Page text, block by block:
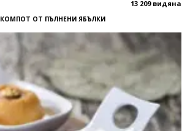
13 209 видяна
КОМПОТ ОТ ПЪЛНЕНИ ЯБЪЛКИ